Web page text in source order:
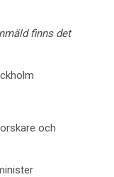
finns det
och